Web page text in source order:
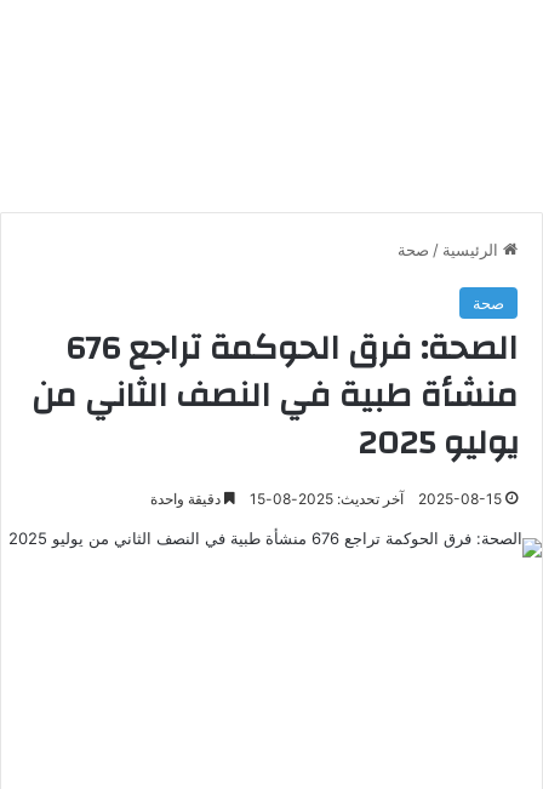
الرئيسية / صحة
صحة
الصحة: فرق الحوكمة تراجع 676
منشأة طبية في النصف الثاني من
يوليو 2025
2025-08-15 آخر تحديث: 2025-08-15 دقيقة واحدة